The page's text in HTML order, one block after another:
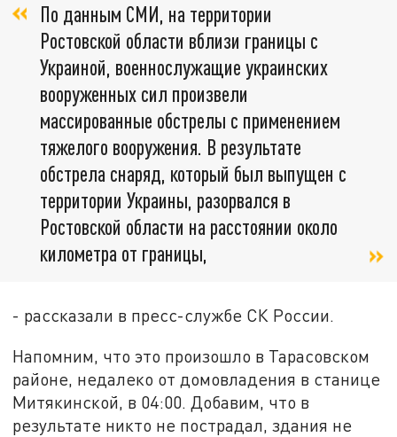
По данным СМИ, на территории
Ростовской области вблизи границы с
Украиной, военнослужащие украинских
вооруженных сил произвели
массированные обстрелы с применением
тяжелого вооружения. В результате
обстрела снаряд, который был выпущен с
территории Украины, разорвался в
Ростовской области на расстоянии около
километра от границы,
- рассказали в пресс-службе СК России.
Напомним, что это произошло в Тарасовском
районе, недалеко от домовладения в станице
Митякинской, в 04:00. Добавим, что в
результате никто не пострадал, здания не